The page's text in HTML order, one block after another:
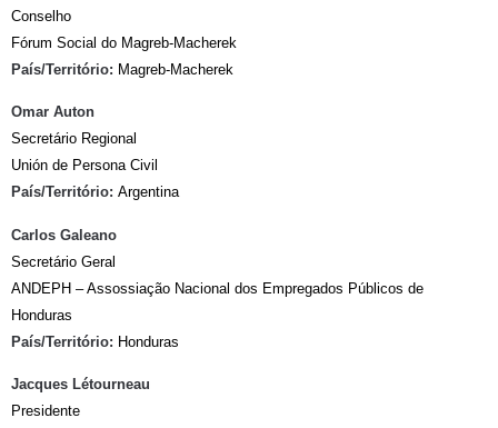
Conselho
Fórum Social do Magreb-Macherek
País/Território: Magreb-Macherek
Omar Auton
Secretário Regional
Unión de Persona Civil
País/Território: Argentina
Carlos Galeano
Secretário Geral
ANDEPH – Assossiação Nacional dos Empregados Públicos de
Honduras
País/Território: Honduras
Jacques Létourneau
Presidente